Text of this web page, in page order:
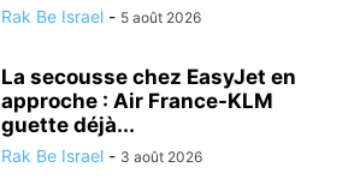
Rak Be Israel - 5 août 2026
La secousse chez EasyJet en
approche : Air France-KLM
guette déjà...
Rak Be Israel - 3 août 2026